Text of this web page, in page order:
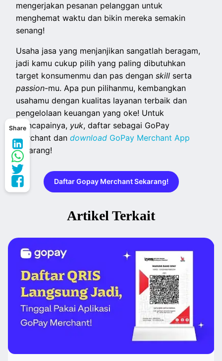
Share
mengerjakan pesanan pelanggan untuk
menghemat waktu dan bikin mereka semakin
senang!
Usaha jasa yang menjanjikan sangatlah beragam,
jadi kamu cukup pilih yang paling dibutuhkan
target konsumenmu dan pas denganskill serta
passion-mu. Apa pun pilihanmu, kembangkan
usahamu dengan kualitas layanan terbaik dan
pengelolaan keuangan yang oke! Untuk
mencapainya, yuk, daftar sebagai GoPay
Merchant dandownload GoPay Merchant App
sekarang!
Daftar Gopay Merchant Sekarang!
Artikel Terkait